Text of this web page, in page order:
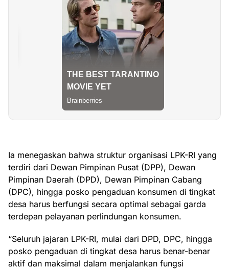
Ia menegaskan bahwa struktur organisasi LPK-RI yang
terdiri dari Dewan Pimpinan Pusat (DPP), Dewan
Pimpinan Daerah (DPD), Dewan Pimpinan Cabang
(DPC), hingga posko pengaduan konsumen di tingkat
desa harus berfungsi secara optimal sebagai garda
terdepan pelayanan perlindungan konsumen.
“Seluruh jajaran LPK-RI, mulai dari DPD, DPC, hingga
posko pengaduan di tingkat desa harus benar-benar
aktif dan maksimal dalam menjalankan fungsi